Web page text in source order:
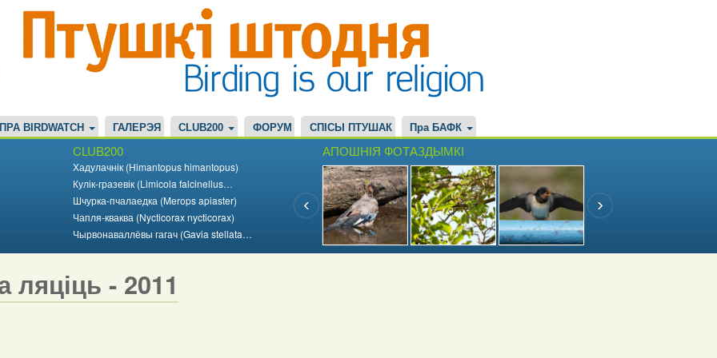
ПРА BIRDWATCH ГАЛЕРЭЯ CLUB200 ФОРУМ СПІСЫ ПТУШАК Пра БАФК
CLUB200
Хадулачнік (Himantopus himantopus)
Кулік-гразевік (Limicola falcinellus…
Шчурка-пчалаедка (Merops apiaster)
Чапля-кваква (Nycticorax nycticorax)
Чырвонаваллёвы гагач (Gavia stellata…
АПОШНІЯ ФОТАЗДЫМКІ
ляціць - 2011